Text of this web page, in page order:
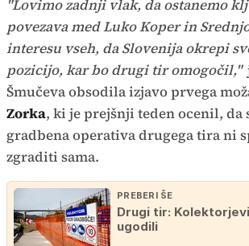
"Lovimo zadnji vlak, da ostanemo
povezava med Luko Koper in
interesu vseh, da Slovenija okrepi
pozicijo, kar bo drugi tir omogočil,"
Šmučeva obsodila izjavo prvega
Zorka, ki je prejšnji teden ocenil, da
gradbena operativa drugega tira ni
zgraditi sama.
PREBERI ŠE
Drugi tir:
ugodili